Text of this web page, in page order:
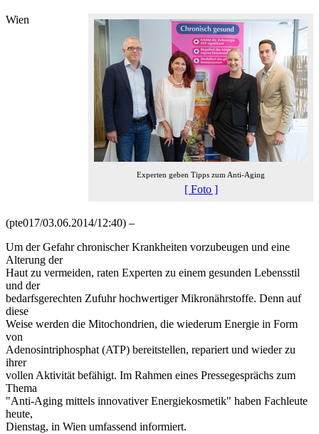
Experten geben Tipps zum Anti-Aging
[ Foto ]
Wien
(pte017/03.06.2014/12:40) –
Um der Gefahr chronischer Krankheiten vorzubeugen und eine
Alterung der
Haut zu vermeiden, raten Experten zu einem gesunden Lebensstil
und der
bedarfsgerechten Zufuhr hochwertiger Mikronährstoffe. Denn auf
diese
Weise werden die Mitochondrien, die wiederum Energie in Form
von
Adenosintriphosphat (ATP) bereitstellen, repariert und wieder zu
ihrer
vollen Aktivität befähigt. Im Rahmen eines Pressegesprächs zum
Thema
"Anti-Aging mittels innovativer Energiekosmetik" haben Fachleute
heute,
Dienstag, in Wien umfassend informiert.